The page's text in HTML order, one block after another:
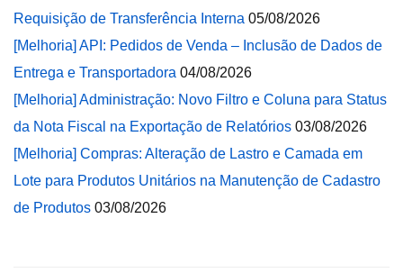
Requisição de Transferência Interna 05/08/2026
[Melhoria] API: Pedidos de Venda – Inclusão de Dados de
Entrega e Transportadora 04/08/2026
[Melhoria] Administração: Novo Filtro e Coluna para Status
da Nota Fiscal na Exportação de Relatórios 03/08/2026
[Melhoria] Compras: Alteração de Lastro e Camada em
Lote para Produtos Unitários na Manutenção de Cadastro
de Produtos 03/08/2026